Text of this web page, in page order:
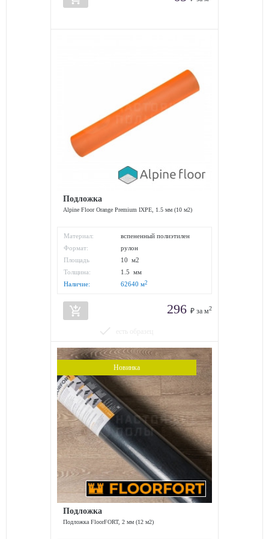
Подложка
Alpine Floor Orange Premium IXPE, 1.5 мм (10 м2)
Материал:
вспененный полиэтилен
Формат:
рулон
Площадь
упаковки:
10 м2
Толщина:
1.5 мм
Наличие:
62640 м2
add_shopping_cart 296 ₽ за м2
Новинка
Подложка
Подложка FloorFORT, 2 мм (12 м2)